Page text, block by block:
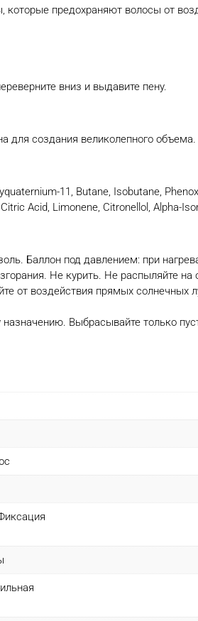
предохраняют волосы от
вниз и выдавите пену.
создания великолепного объема.
11, Butane, Isobutane,
Acid, Limonene, Citronellol, Alpha-
Баллон под давлением: при
Не курить. Не распыляйте
от воздействия прямых
Выбрасывайте только